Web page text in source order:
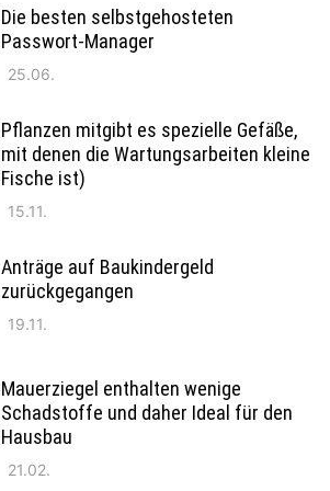
Die besten selbstgehosteten
Passwort-Manager
25.06.
Pflanzen mitgibt es spezielle Gefäße,
mit denen die Wartungsarbeiten kleine
Fische ist)
15.11.
Anträge auf Baukindergeld
zurückgegangen
19.11.
Mauerziegel enthalten wenige
Schadstoffe und daher Ideal für den
Hausbau
21.02.